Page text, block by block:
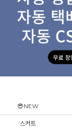
😎NEW
스커트